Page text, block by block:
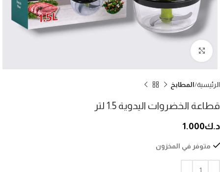
الرئيسية المطابخ
قطاعة الخضروات اليدوية 1.5 لتر
د.ك1.000
متوفر في المخزون